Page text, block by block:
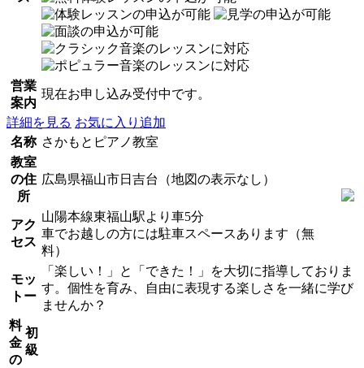
営業
案内
現在お申し込み受付中です。
詳細を見る お気に入り追加
名称 さかもとピアノ教室
教室
の住
所
広島県福山市日吉台（地図の表示なし）
アク
セス
山陽本線東福山駅より車5分
車でお越しの方には駐車スペースあります（無
料）
モッ
トー
「楽しい！」と「できた！」を大切に指導しておりま
す。個性を育み、自由に表現する楽しさを一緒に学び
ませんか？
料
金
の
初
級